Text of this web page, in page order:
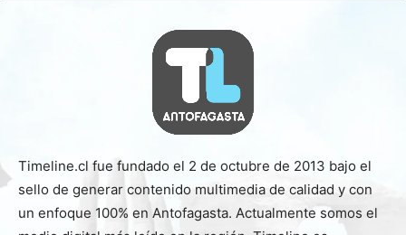
Timeline.cl fue fundado el 2 de octubre de 2013 bajo el
sello de generar contenido multimedia de calidad y con
un enfoque 100% en Antofagasta. Actualmente somos el